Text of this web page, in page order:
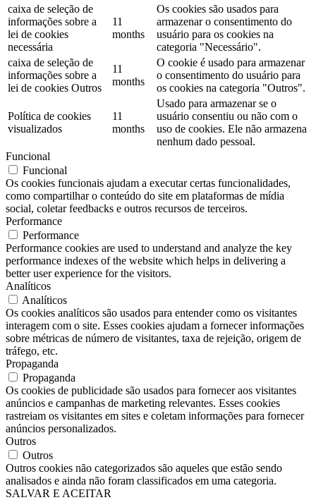
caixa de seleção de
informações sobre a
lei de cookies
necessária
11
months
Os cookies são usados ​​para
armazenar o consentimento do
usuário para os cookies na
categoria "Necessário".
caixa de seleção de
informações sobre a
lei de cookies Outros
11
months
O cookie é usado para armazenar
o consentimento do usuário para
os cookies na categoria "Outros".
Política de cookies
visualizados
11
months
Usado para armazenar se o
usuário consentiu ou não com o
uso de cookies. Ele não armazena
nenhum dado pessoal.
Funcional
Funcional
Os cookies funcionais ajudam a executar certas funcionalidades,
como compartilhar o conteúdo do site em plataformas de mídia
social, coletar feedbacks e outros recursos de terceiros.
Performance
Performance
Performance cookies are used to understand and analyze the key
performance indexes of the website which helps in delivering a
better user experience for the visitors.
Analíticos
Analíticos
Os cookies analíticos são usados ​​para entender como os visitantes
interagem com o site. Esses cookies ajudam a fornecer informações
sobre métricas de número de visitantes, taxa de rejeição, origem de
tráfego, etc.
Propaganda
Propaganda
Os cookies de publicidade são usados ​​para fornecer aos visitantes
anúncios e campanhas de marketing relevantes. Esses cookies
rastreiam os visitantes em sites e coletam informações para fornecer
anúncios personalizados.
Outros
Outros
Outros cookies não categorizados são aqueles que estão sendo
analisados ​​e ainda não foram classificados em uma categoria.
SALVAR E ACEITAR